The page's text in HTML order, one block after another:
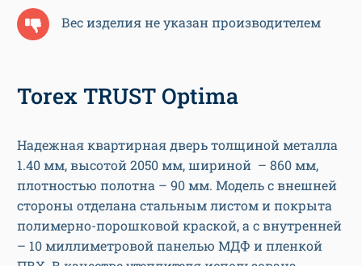
Вес изделия не указан производителем
Torex TRUST Optima
Надежная квартирная дверь толщиной металла
1.40 мм, высотой 2050 мм, шириной – 860 мм,
плотностью полотна – 90 мм. Модель с внешней
стороны отделана стальным листом и покрыта
полимерно-порошковой краской, а с внутренней
– 10 миллиметровой панелью МДФ и пленкой